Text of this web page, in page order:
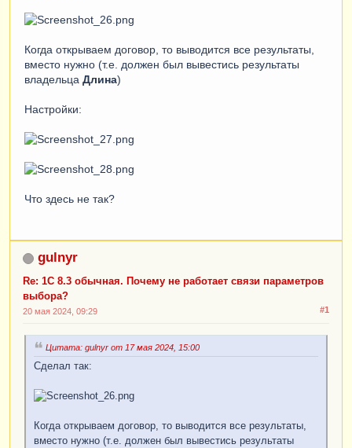
Когда открываем договор, то выводится все результаты,
вместо нужно (т.е. должен был вывестись результаты
владельца Длина)
Настройки:
Что здесь не так?
gulnyr
Re: 1C 8.3 обычная. Почему не работает связи параметров
выбора?
#1
20 мая 2024, 09:29
Цитата: gulnyr от 17 мая 2024, 15:00
Сделал так:
Когда открываем договор, то выводится все результаты,
вместо нужно (т.е. должен был вывестись результаты